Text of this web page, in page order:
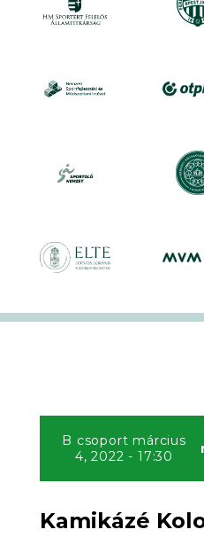
B csoport március
4, 2022 - 17:30
Kamikázé